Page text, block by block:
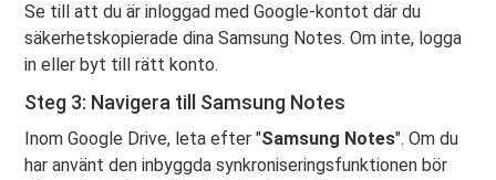
Se till att du är inloggad med Google-kontot där du
säkerhetskopierade dina Samsung Notes. Om inte, logga
in eller byt till rätt konto.
Steg 3: Navigera till Samsung Notes
Inom Google Drive, leta efter "Samsung Notes". Om du
har använt den inbyggda synkroniseringsfunktionen bör